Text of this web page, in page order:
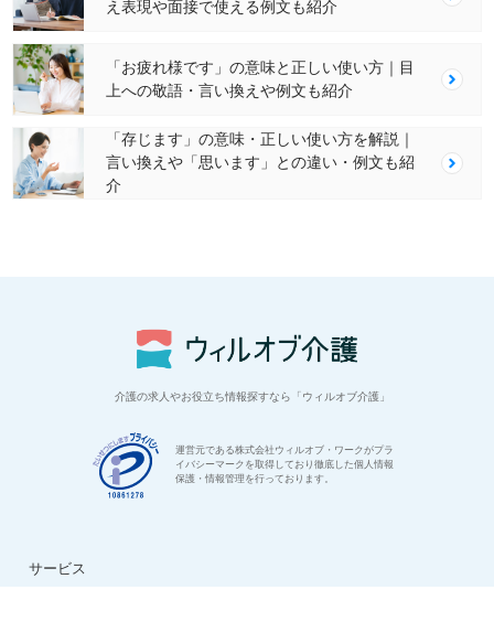
え表現や面接で使える例文も紹介
「お疲れ様です」の意味と正しい使い方｜目
上への敬語・言い換えや例文も紹介
「存じます」の意味・正しい使い方を解説｜
言い換えや「思います」との違い・例文も紹
介
介護の求人やお役立ち情報探すなら「ウィルオブ介護」
運営元である株式会社ウィルオブ・ワークがプラ
イバシーマークを取得しており徹底した個人情報
保護・情報管理を行っております。
サービス